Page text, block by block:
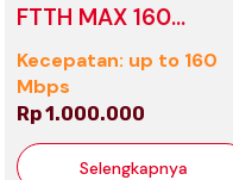
FTTH MAX 160
(Modem)
Kecepatan: up to 160
Mbps
Rp 1.000.000
Selengkapnya